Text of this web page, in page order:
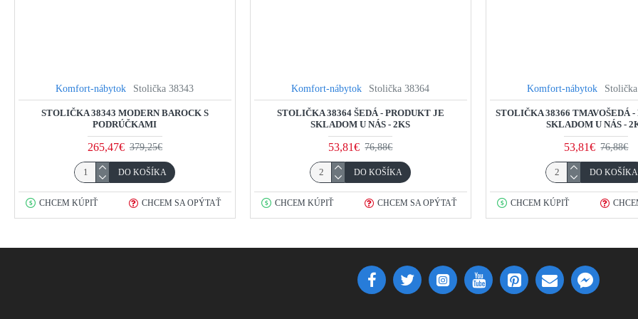
Komfort-nábytok Stolička 38343
STOLIČKA 38343 MODERN BAROCK S
PODRÚČKAMI
265,47€ 379,25€
DO KOŠÍKA
CHCEM KÚPIŤ CHCEM SA OPÝTAŤ
Komfort-nábytok Stolička 38364
STOLIČKA 38364 ŠEDÁ - PRODUKT JE
SKLADOM U NÁS - 2KS
53,81€ 76,88€
DO KOŠÍKA
CHCEM KÚPIŤ CHCEM SA OPÝTAŤ
Komfort-nábytok
STOLIČKA 38366 TMAVOŠEDÁ
SKLADOM U NÁS -
53,81€ 76,88€
DO KOŠÍKA
CHCEM KÚPIŤ